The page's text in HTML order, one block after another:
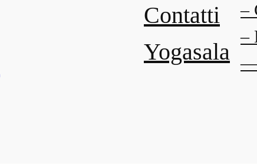
Contatti
Yogasala
–
–
—